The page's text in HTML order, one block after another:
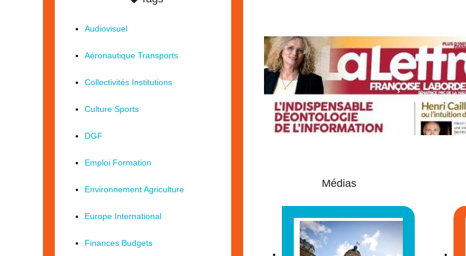
Médias
Audiovisuel
Aéronautique Transports
Collectivités Institutions
Culture Sports
DGF
Emploi Formation
Environnement Agriculture
Europe International
Finances Budgets